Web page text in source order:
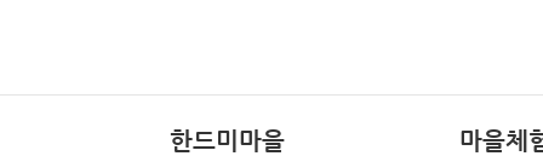
한드미마을 마을체